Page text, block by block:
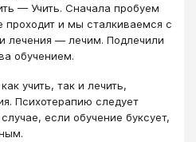
— Учить. Сначала пробуем
проходит и мы сталкиваемся с
— лечим. Подлечили
обучением.
учить, так и лечить,
Психотерапию следует
если обучение буксует,